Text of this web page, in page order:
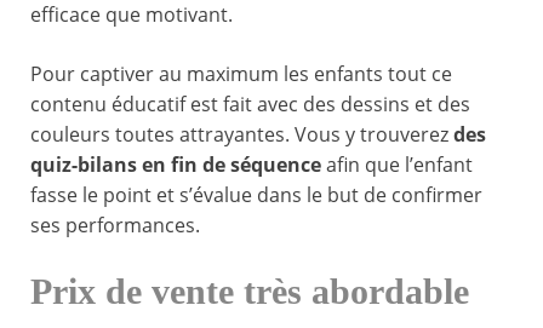
efficace que motivant.
Pour captiver au maximum les enfants tout ce
contenu éducatif est fait avec des dessins et des
couleurs toutes attrayantes. Vous y trouverezdes
quiz-bilans en fin de séquenceafin que l’enfant
fasse le point et s’évalue dans le but de confirmer
ses performances.
Prix de vente très abordable